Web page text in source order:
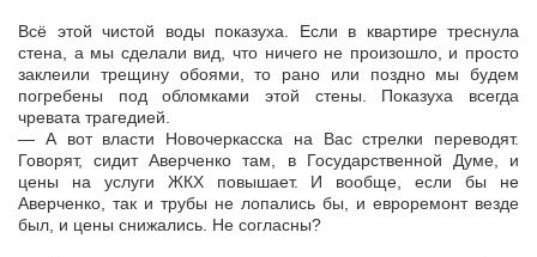
Всё этой чистой воды показуха. Если в квартире треснула
стена, а мы сделали вид, что ничего не произошло, и просто
заклеили трещину обоями, то рано или поздно мы будем
погребены под обломками этой стены. Показуха всегда
чревата трагедией.
— А вот власти Новочеркасска на Вас стрелки переводят.
Говорят, сидит Аверченко там, в Государственной Думе, и
цены на услуги ЖКХ повышает. И вообще, если бы не
Аверченко, так и трубы не лопались бы, и евроремонт везде
был, и цены снижались. Не согласны?